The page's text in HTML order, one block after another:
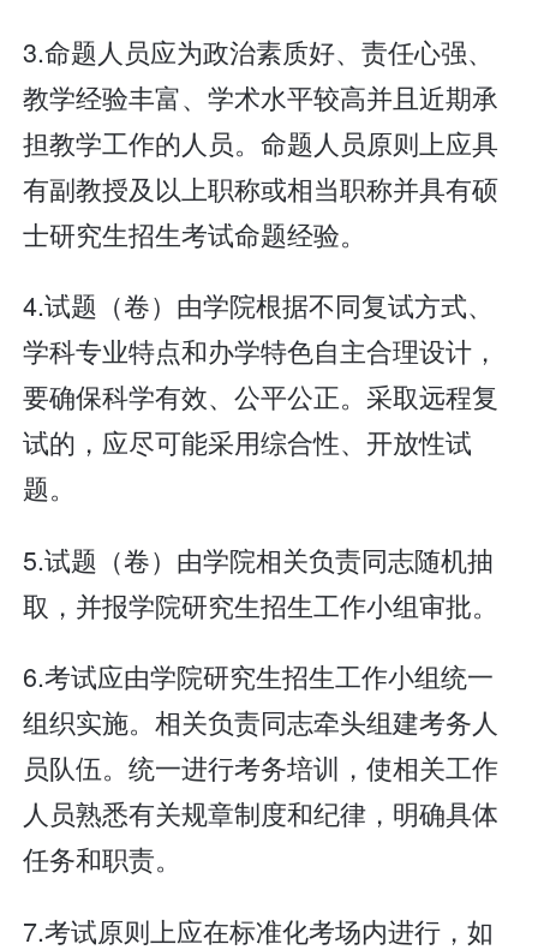
3.命题人员应为政治素质好、责任心强、
教学经验丰富、学术水平较高并且近期承
担教学工作的人员。命题人员原则上应具
有副教授及以上职称或相当职称并具有硕
士研究生招生考试命题经验。
4.试题（卷）由学院根据不同复试方式、
学科专业特点和办学特色自主合理设计，
要确保科学有效、公平公正。采取远程复
试的，应尽可能采用综合性、开放性试
题。
5.试题（卷）由学院相关负责同志随机抽
取，并报学院研究生招生工作小组审批。
6.考试应由学院研究生招生工作小组统一
组织实施。相关负责同志牵头组建考务人
员队伍。统一进行考务培训，使相关工作
人员熟悉有关规章制度和纪律，明确具体
任务和职责。
7.考试原则上应在标准化考场内进行，如